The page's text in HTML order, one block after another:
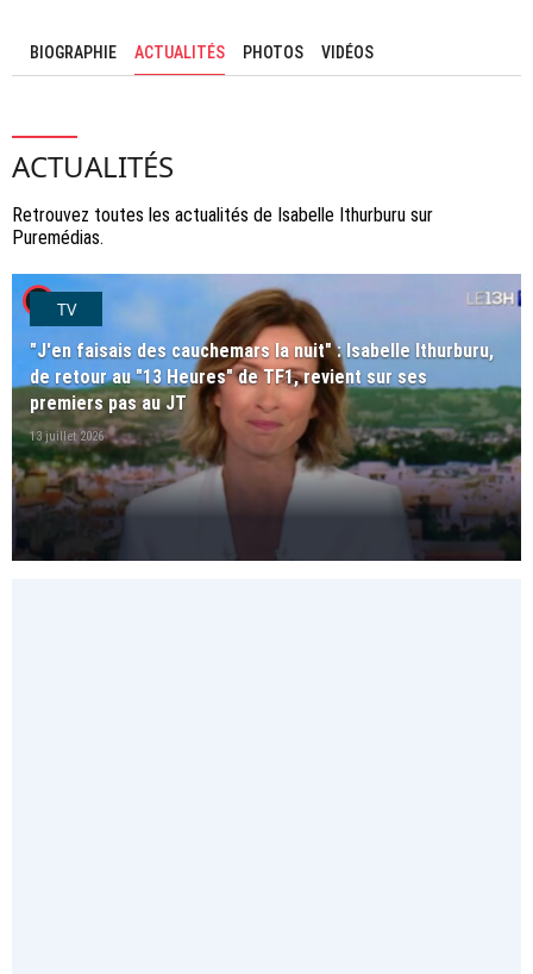
BIOGRAPHIE ACTUALITÉS PHOTOS VIDÉOS
ACTUALITÉS
Retrouvez toutes les actualités de Isabelle Ithurburu sur
Puremédias.
player2TV
"J'en faisais des cauchemars la nuit" : Isabelle Ithurburu,
de retour au "13 Heures" de TF1, revient sur ses
premiers pas au JT
13 juillet 2026